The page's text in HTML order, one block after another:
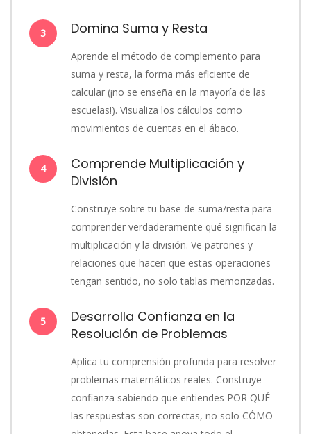
3 Domina Suma y Resta
Aprende el método de complemento para
suma y resta, la forma más eficiente de
calcular (¡no se enseña en la mayoría de las
escuelas!). Visualiza los cálculos como
movimientos de cuentas en el ábaco.
4
Comprende Multiplicación y
División
Construye sobre tu base de suma/resta para
comprender verdaderamente qué significan la
multiplicación y la división. Ve patrones y
relaciones que hacen que estas operaciones
tengan sentido, no solo tablas memorizadas.
5
Desarrolla Confianza en la
Resolución de Problemas
Aplica tu comprensión profunda para resolver
problemas matemáticos reales. Construye
confianza sabiendo que entiendes POR QUÉ
las respuestas son correctas, no solo CÓMO